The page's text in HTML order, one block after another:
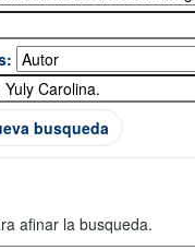
busqueda
afinar la busqueda.